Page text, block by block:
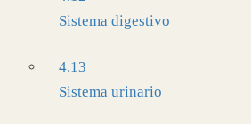
Sistema digestivo
4.13
Sistema urinario